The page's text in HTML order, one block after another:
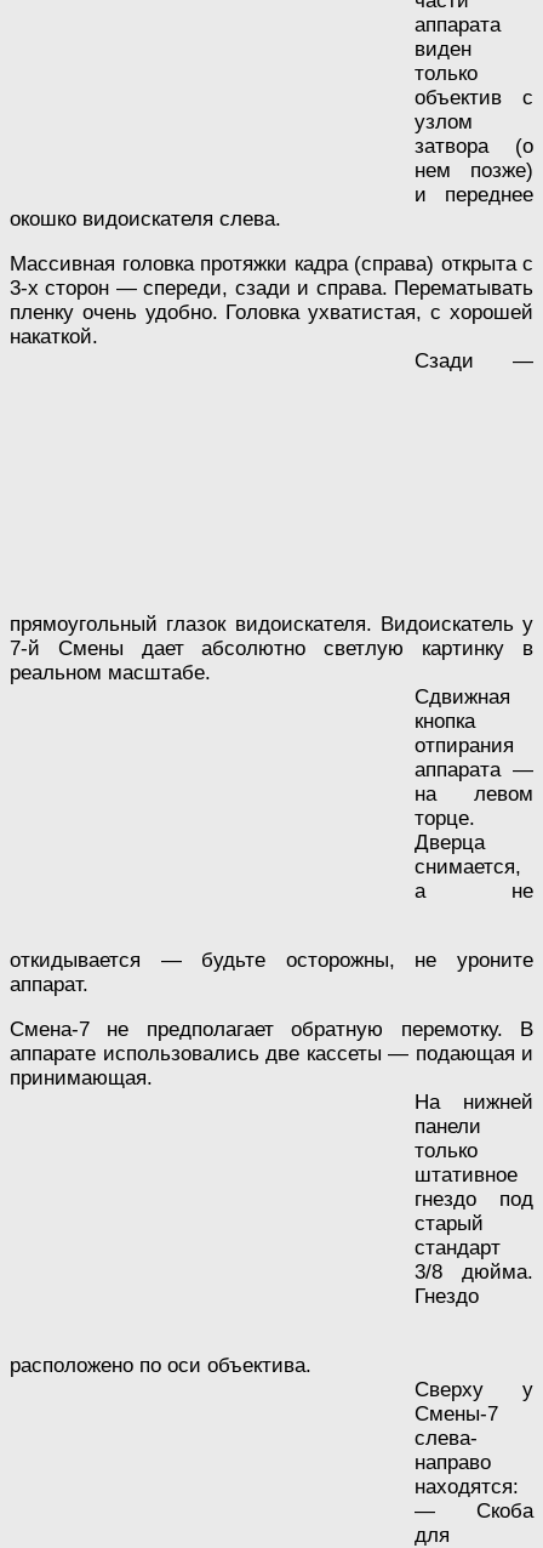
аппарата
виден
только
объектив с
узлом
затвора (о
нем позже)
и переднее
окошко видоискателя слева.
Массивная головка протяжки кадра (справа) открыта с
3-х сторон — спереди, сзади и справа. Перематывать
пленку очень удобно. Головка ухватистая, с хорошей
накаткой.
Сзади —
прямоугольный глазок видоискателя. Видоискатель у
7-й Смены дает абсолютно светлую картинку в
реальном масштабе.
Сдвижная
кнопка
отпирания
аппарата —
на левом
торце.
Дверца
снимается,
а не
откидывается — будьте осторожны, не уроните
аппарат.
Смена-7 не предполагает обратную перемотку. В
аппарате использовались две кассеты — подающая и
принимающая.
На нижней
панели
только
штативное
гнездо под
старый
стандарт
3/8 дюйма.
Гнездо
расположено по оси объектива.
Сверху у
Смены-7
слева-
направо
находятся:
— Скоба
для